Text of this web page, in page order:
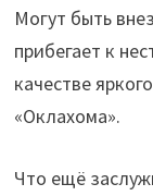
Могут быть
прибегает к
качестве
«Оклахома».
Что ещё